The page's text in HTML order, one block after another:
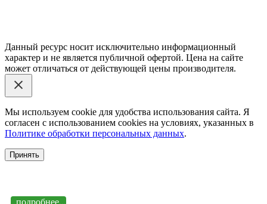
подробнее...
Данный ресурс носит исключительно информационный
характер и не является публичной офертой. Цена на сайте
может отличаться от действующей цены производителя.
Мы используем cookie для удобства использования сайта. Я
согласен с использованием cookies на условиях, указанных в
Политике обработки персональных данных.
Принять